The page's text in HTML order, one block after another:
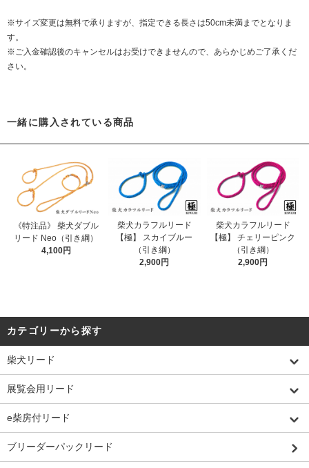
※サイズ変更は無料で承りますが、指定できる長さは50cm未満までとなりま
す。
※ご入金確認後のキャンセルはお受けできませんので、あらかじめご了承くだ
さい。
一緒に購入されている商品
《特注品》 柴犬ダブル
リード Neo（引き綱）
4,100円
柴犬カラフルリード
【極】 スカイブルー
（引き綱）
2,900円
柴犬カラフルリード
【極】 チェリーピンク
（引き綱）
2,900円
カテゴリーから探す
柴犬リード
展覧会用リード
e柴房付リード
ブリーダーパックリード